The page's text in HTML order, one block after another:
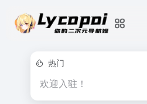
热门
欢迎入驻！